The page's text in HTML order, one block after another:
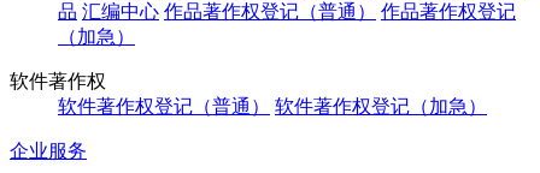
品 汇编中心 作品著作权登记（普通）
作品著作权登记
（加急）
软件著作权
软件著作权登记（普通）
软件著作权登记（加急）
企业服务